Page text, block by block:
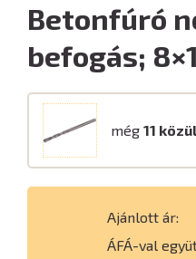
Betonfúró
befogás;
még 11
Ajánlott ár:
ÁFÁ-val